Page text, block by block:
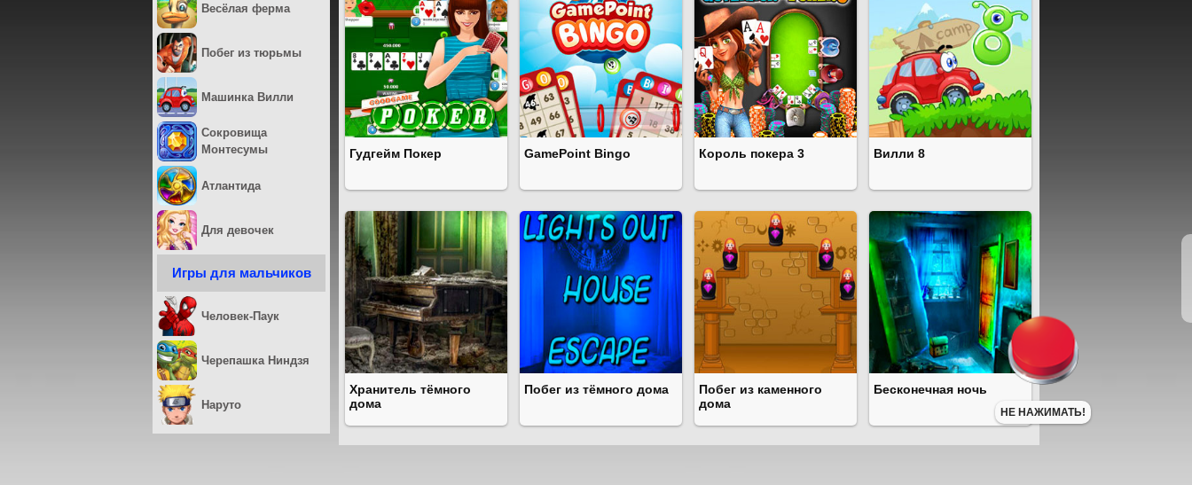
Гудгейм Покер GamePoint Bingo Король покера 3 Вилли 8
Хранитель тёмного
дома
Побег из тёмного дома
Побег из каменного
дома
Бесконечная ночь
Весёлая ферма
Побег из тюрьмы
Машинка Вилли
Сокровища
Монтесумы
Атлантида
Для девочек
Игры для мальчиков
Человек-Паук
Черепашка Ниндзя
Наруто
НЕ НАЖИМАТЬ!